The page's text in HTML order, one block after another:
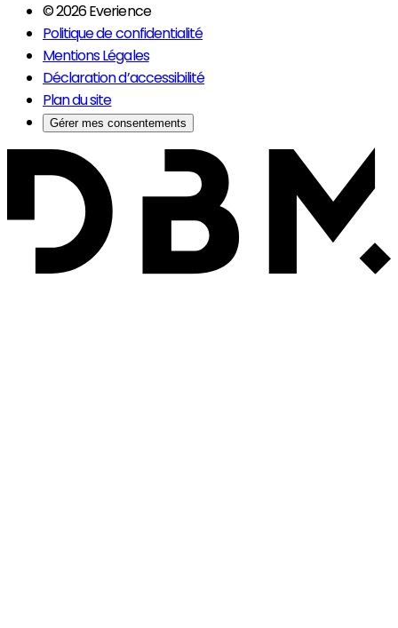
© 2026 Everience
Politique de confidentialité
Mentions Légales
Déclaration d’accessibilité
Plan du site
Gérer mes consentements